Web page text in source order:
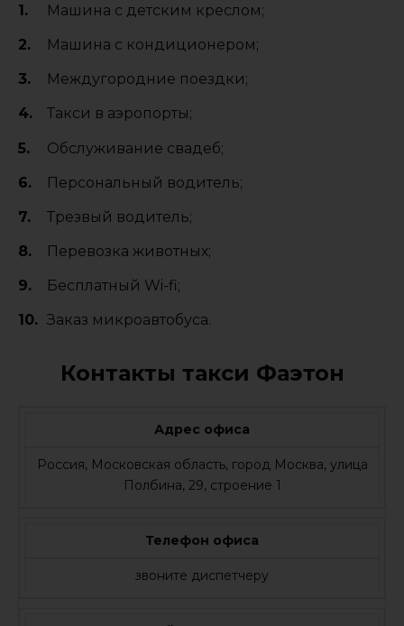
Машина с детским креслом;
Машина с кондиционером;
Междугородние поездки;
Такси в аэропорты;
Обслуживание свадеб;
Персональный водитель;
Трезвый водитель;
Перевозка животных;
Бесплатный Wi-fi;
Заказ микроавтобуса.
Контакты такси Фаэтон
Адрес офиса
Россия, Московская область, город Москва, улица
Полбина, 29, строение 1
Телефон офиса
звоните диспетчеру